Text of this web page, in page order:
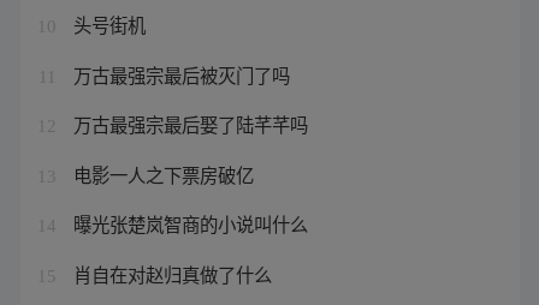
10 头号街机
万古最强宗最后被灭门了吗
12 万古最强宗最后娶了陆芊芊吗
13 电影一人之下票房破亿
14 曝光张楚岚智商的小说叫什么
15 肖自在对赵归真做了什么